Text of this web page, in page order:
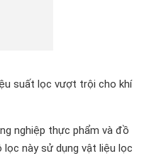
suất lọc vượt trội cho khí
nghiệp thực phẩm và đồ
lọc này sử dụng vật liệu lọc